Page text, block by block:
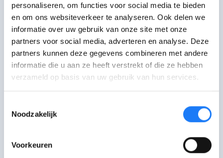
personaliseren, om functies voor social media te bieden
en om ons websiteverkeer te analyseren. Ook delen we
informatie over uw gebruik van onze site met onze
partners voor social media, adverteren en analyse. Deze
partners kunnen deze gegevens combineren met andere
informatie die u aan ze heeft verstrekt of die ze hebben
verzameld op basis van uw gebruik van hun services.
Noodzakelijk
Voorkeuren
open tot 20:00
Bel met De Druglijn
078 15 10 20. Maandag-
vrijdag: 10:00-20:00 uur
Niet gevonden wat je zocht?
Praat met een andere hulp- of infolijn
Wat vond je van deze